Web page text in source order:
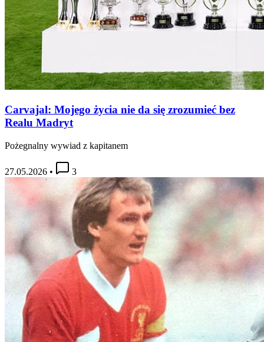
Carvajal: Mojego życia nie da się zrozumieć bez
Realu Madryt
Pożegnalny wywiad z kapitanem
27.05.2026 • 3